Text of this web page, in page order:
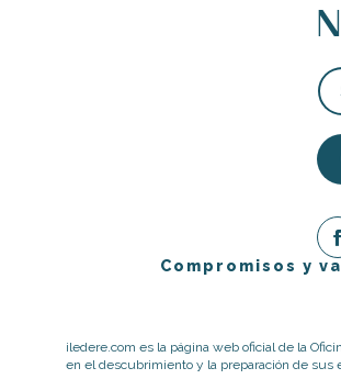
Compromisos y
iledere.com es la página web oficial de la
en el descubrimiento y la preparación de sus